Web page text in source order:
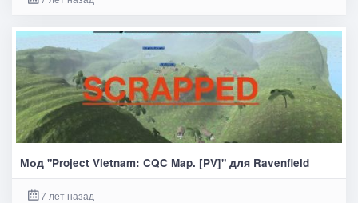
Мод "Project Vietnam: CQC Map. [PV]" для Ravenfield
7 лет назад